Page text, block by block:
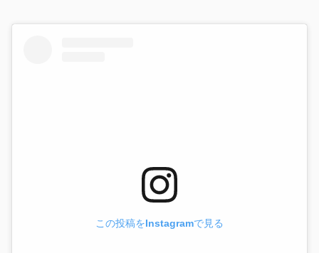
この投稿をInstagramで見る